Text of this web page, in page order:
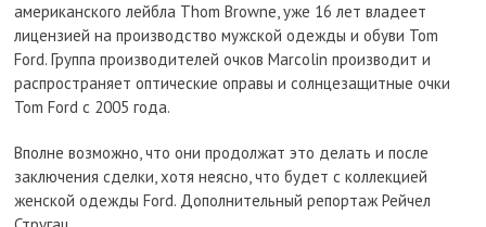
американского лейбла Thom Browne, уже 16 лет владеет
лицензией на производство мужской одежды и обуви Tom
Ford. Группа производителей очков Marcolin производит и
распространяет оптические оправы и солнцезащитные очки
Tom Ford с 2005 года.
Вполне возможно, что они продолжат это делать и после
заключения сделки, хотя неясно, что будет с коллекцией
женской одежды Ford. Дополнительный репортаж Рейчел